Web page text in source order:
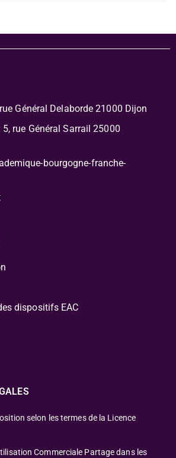
Général Delaborde 21000 Dijon
rue Général Sarrail 25000
bourgogne-franche-
dispositifs EAC
selon les termes de la Licence
Commerciale Partage dans les